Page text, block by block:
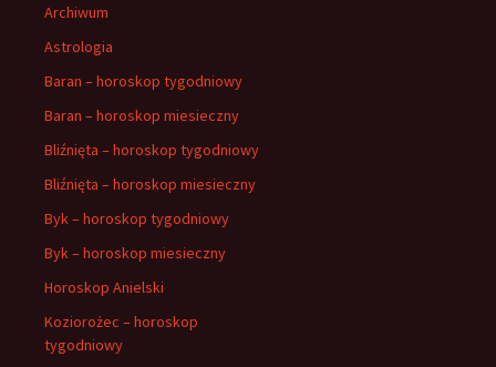
Archiwum
Astrologia
Baran – horoskop tygodniowy
Baran – horoskop miesieczny
Bliźnięta – horoskop tygodniowy
Bliźnięta – horoskop miesieczny
Byk – horoskop tygodniowy
Byk – horoskop miesieczny
Horoskop Anielski
Koziorożec – horoskop
tygodniowy